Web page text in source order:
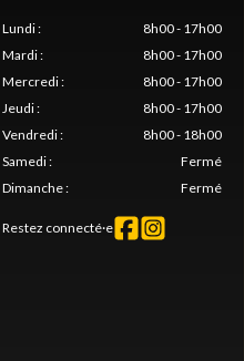
Lundi:
8h00 - 17h00
Mardi:
8h00 - 17h00
Mercredi:
8h00 - 17h00
Jeudi:
8h00 - 17h00
Vendredi:
8h00 - 18h00
Samedi:
Fermé
Dimanche: Fermé
Restez connecté·e